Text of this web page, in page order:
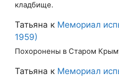
кладбище.
Татьяна к Мемориал
1959)
Похоронены в Старом
Татьяна к Мемориал